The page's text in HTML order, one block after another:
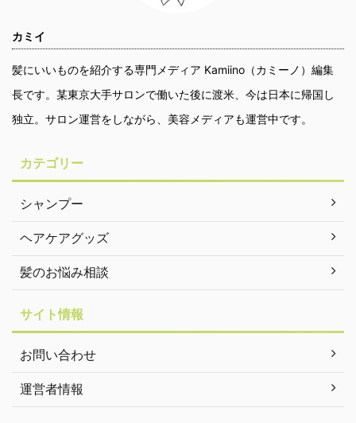
カミイ
髪にいいものを紹介する専門メディア Kamiino（カミーノ）編集
長です。某東京大手サロンで働いた後に渡米、今は日本に帰国し
独立。サロン運営をしながら、美容メディアも運営中です。
カテゴリー
シャンプー
ヘアケアグッズ
髪のお悩み相談
サイト情報
お問い合わせ
運営者情報